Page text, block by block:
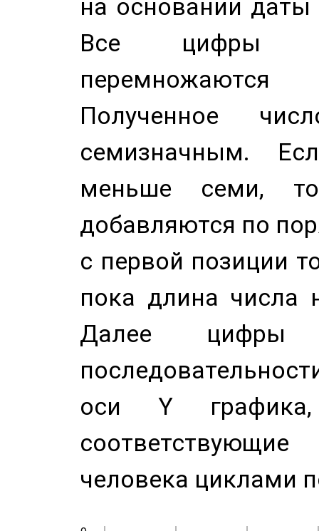
на основании
Все цифры
Полученное
семизначным.
меньше семи,
добавляются по
с первой позиции
пока длина числа
Далее цифры
оси Y
человека циклами